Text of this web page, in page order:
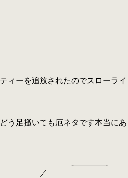
たのでスローライ
です本当にあ